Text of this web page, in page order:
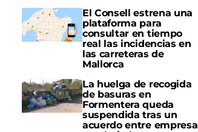
El Consell estrena una
plataforma para
consultar en tiempo
real las incidencias en
las carreteras de
Mallorca
La huelga de recogida
de basuras en
Formentera queda
suspendida tras un
acuerdo entre empresa